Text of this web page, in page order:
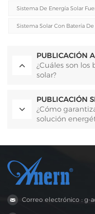
Sistema De Energía Solar
Sistema Solar Con Batería
PUBLICACIÓN
¿Cuáles son
solar?
PUBLICACIÓN
¿Cómo
solución
Correo electrónico : g-